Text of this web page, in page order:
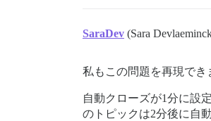
SaraDev (Sara
私もこの問題を再現でき
自動クローズが1分に設
のトピックは2分後に自